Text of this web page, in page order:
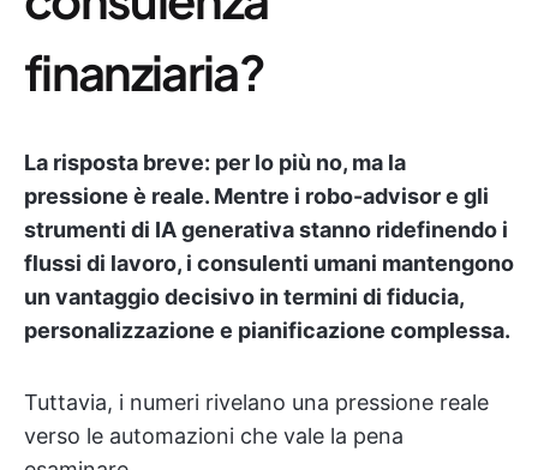
finanziaria?
La risposta breve: per lo più no, ma la
pressione è reale. Mentre i robo-advisor e gli
strumenti di IA generativa stanno ridefinendo i
flussi di lavoro, i consulenti umani mantengono
un vantaggio decisivo in termini di fiducia,
personalizzazione e pianificazione complessa.
Tuttavia, i numeri rivelano una pressione reale
verso le automazioni che vale la pena